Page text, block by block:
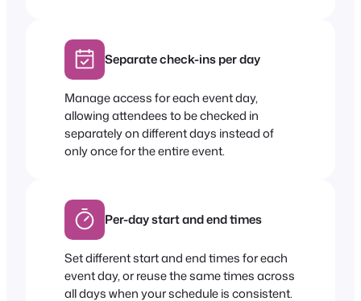
Separate check-ins per day
Manage access for each event day,
allowing attendees to be checked in
separately on different days instead of
only once for the entire event.
Per-day start and end times
Set different start and end times for each
event day, or reuse the same times across
all days when your schedule is consistent.